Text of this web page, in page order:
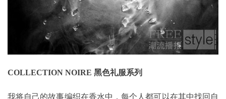
COLLECTION NOIRE 黑色礼服系列
我将自己的故事编织在香水中，每个人都可以在其中找回自